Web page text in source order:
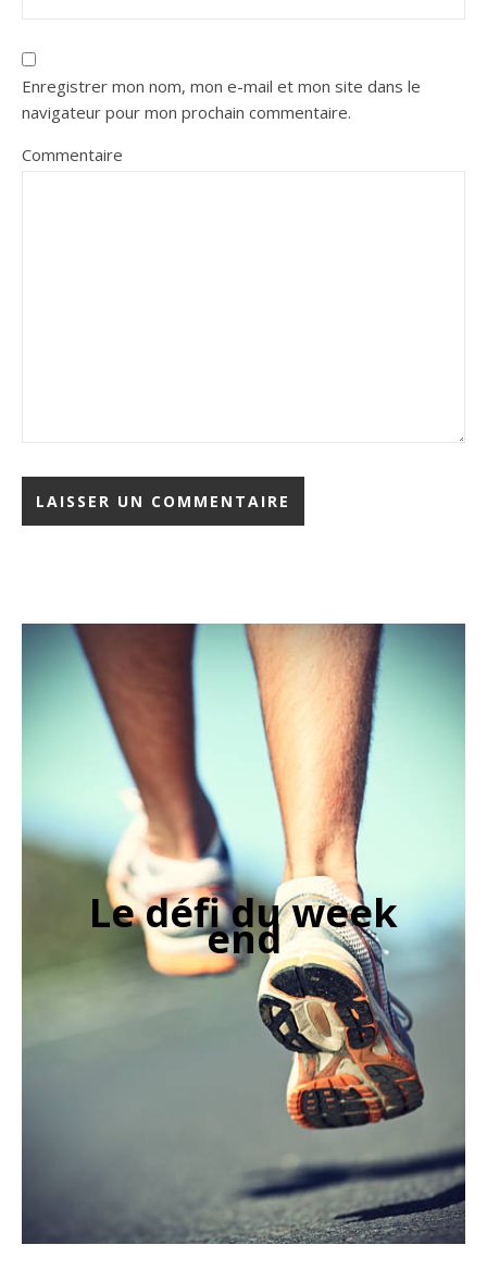
Enregistrer mon nom, mon e-mail et mon site dans le
navigateur pour mon prochain commentaire.
Commentaire
Le défi du week
end